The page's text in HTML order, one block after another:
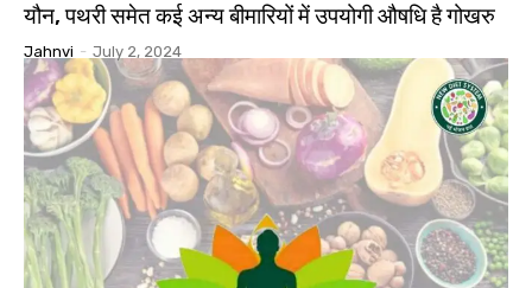
यौन, पथरी समेत कई अन्य बीमारियों में उपयोगी औषधि है गोखरु
Jahnvi - July 2, 2024